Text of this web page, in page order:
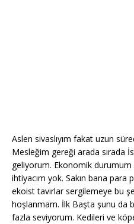
Aslen sivaslıyım fakat uzun
Mesleğim gereği arada sırada
geliyorum. Ekonomik
ihtiyacım yok. Sakın bana para
ekoist tavırlar sergilemeye bu
hoşlanmam. İlk Başta şunu da
fazla seviyorum. Kedileri ve